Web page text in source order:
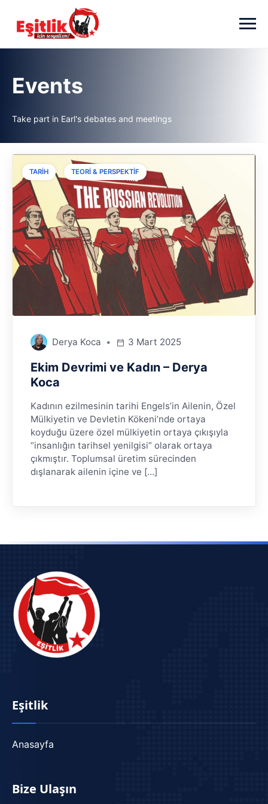
Skip to main content
Events
Take part in Earl's debates and meetings
TARIH TEORI & PERSPEKTIF
Derya Koca 3 Mart 2025
Ekim Devrimi ve Kadın – Derya
Koca
Kadının ezilmesinin tarihi Engels’in Ailenin, Özel
Mülkiyetin ve Devletin Kökeni’nde ortaya
koyduğu üzere özel mülkiyetin ortaya çıkışıyla
“insanlığın tarihsel yenilgisi” olarak ortaya
çıkmıştır. Toplumsal üretim sürecinden
dışlanarak ailenin içine ve […]
Eşitlik
Anasayfa
Bize Ulaşın